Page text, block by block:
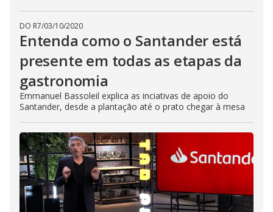
DO R7/03/10/2020
Entenda como o Santander está
presente em todas as etapas da
gastronomia
Emmanuel Bassoleil explica as inciativas de apoio do
Santander, desde a plantação até o prato chegar à mesa